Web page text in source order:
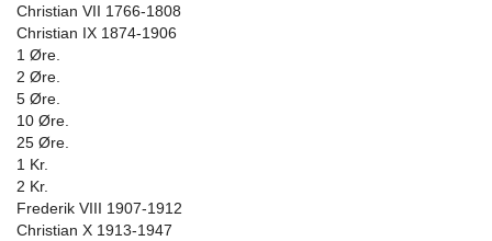
Christian VII 1766-1808
Christian IX 1874-1906
1 Øre.
2 Øre.
5 Øre.
10 Øre.
25 Øre.
1 Kr.
2 Kr.
Frederik VIII 1907-1912
Christian X 1913-1947